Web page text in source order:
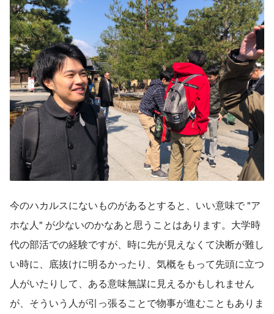
今のハカルスにないものがあるとすると、いい意味で "ア
ホな人" が少ないのかなあと思うことはあります。大学時
代の部活での経験ですが、時に先が見えなくて決断が難し
い時に、底抜けに明るかったり、気概をもって先頭に立つ
人がいたりして、ある意味無謀に見えるかもしれません
が、そういう人が引っ張ることで物事が進むこともありま